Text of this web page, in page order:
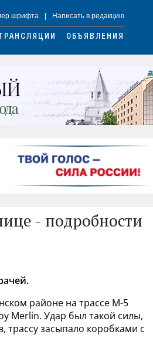
шрифта Написать в редакцию
ТРАНСЛЯЦИИ ОБЪЯВЛЕНИЯ
- подробности
районе на трассе М-5
Merlin. Удар был такой силы,
трассу засыпало коробками с